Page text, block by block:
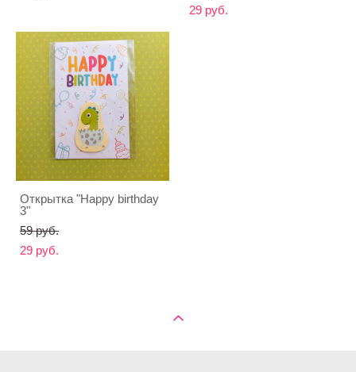
29 pуб.
Открытка "Happy birthday
3"
59 pуб.
29 pуб.